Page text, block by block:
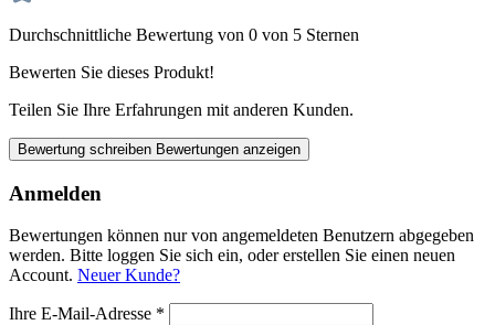
Durchschnittliche Bewertung von 0 von 5 Sternen
Bewerten Sie dieses Produkt!
Teilen Sie Ihre Erfahrungen mit anderen Kunden.
Bewertung schreiben Bewertungen anzeigen
Anmelden
Bewertungen können nur von angemeldeten Benutzern abgegeben
werden. Bitte loggen Sie sich ein, oder erstellen Sie einen neuen
Account. Neuer Kunde?
Ihre E-Mail-Adresse *